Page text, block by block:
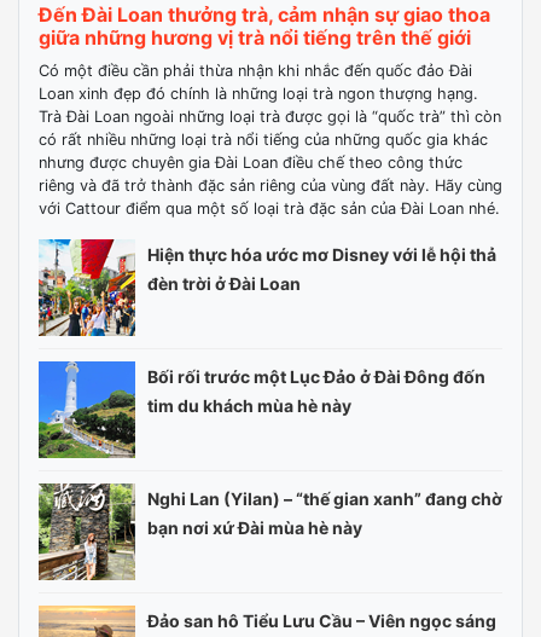
Đến Đài Loan thưởng trà, cảm nhận sự giao thoa
giữa những hương vị trà nổi tiếng trên thế giới
Có một điều cần phải thừa nhận khi nhắc đến quốc đảo Đài
Loan xinh đẹp đó chính là những loại trà ngon thượng hạng.
Trà Đài Loan ngoài những loại trà được gọi là “quốc trà” thì còn
có rất nhiều những loại trà nổi tiếng của những quốc gia khác
nhưng được chuyên gia Đài Loan điều chế theo công thức
riêng và đã trở thành đặc sản riêng của vùng đất này. Hãy cùng
với Cattour điểm qua một số loại trà đặc sản của Đài Loan nhé.
Hiện thực hóa ước mơ Disney với lễ hội thả
đèn trời ở Đài Loan
Bối rối trước một Lục Đảo ở Đài Đông đốn
tim du khách mùa hè này
Nghi Lan (Yilan) – “thế gian xanh” đang chờ
bạn nơi xứ Đài mùa hè này
Đảo san hô Tiểu Lưu Cầu – Viên ngọc sáng